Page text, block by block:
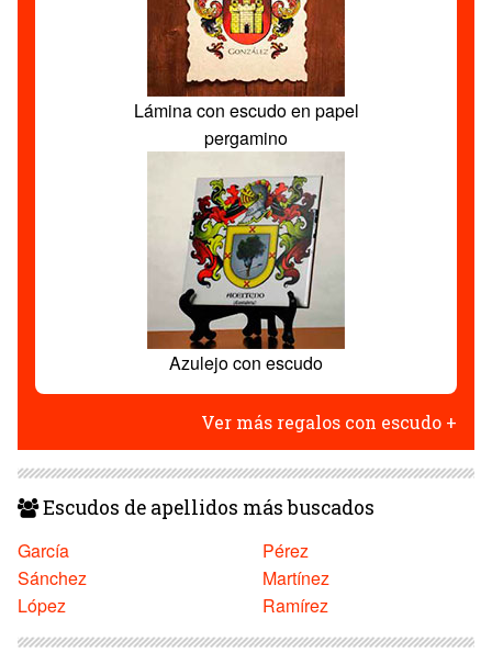
Lámina con escudo en papel
pergamino
Azulejo con escudo
Ver más regalos con escudo +
Escudos de apellidos más buscados
García
Pérez
Sánchez
Martínez
López
Ramírez